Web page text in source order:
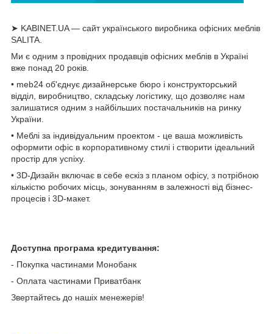
➤ KABINET.UA — сайт українського виробника офісних меблів
SALITA.
Ми є одним з провідних продавців офісних меблів в Україні
вже понад 20 років.
• meb24 об'єднує дизайнерське бюро і конструкторський
відділ, виробництво, складську логістику, що дозволяє нам
залишатися одним з найбільших постачальників на ринку
України.
• Меблі за індивідуальним проектом - це ваша можливість
оформити офіс в корпоративному стилі і створити ідеальний
простір для успіху.
• 3D-Дизайн включає в себе ескіз з планом офісу, з потрібною
кількістю робочих місць, зонуванням в залежності від бізнес-
процесів і 3D-макет.
Доступна програма кредитування:
- Покупка частинами Монобанк
- Оплата частинами Приватбанк
Звертайтесь до нашіх менежерів!